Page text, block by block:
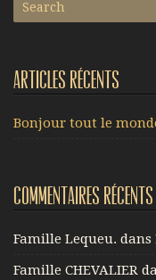
Articles récents
Bonjour tout le
Commentaires récents
Famille Lequeu. dans
Famille CHEVALIER